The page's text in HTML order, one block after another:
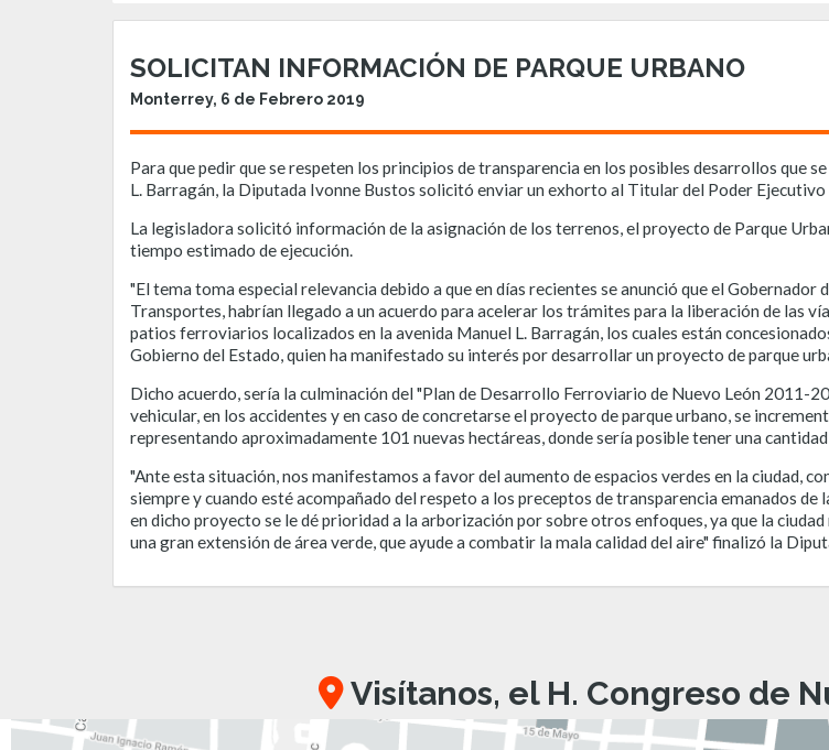
SOLICITAN INFORMACIÓN DE PARQUE URBANO
Monterrey, 6 de Febrero 2019
Para que pedir que se respeten los principios de transparencia en los posibles desarrollos que
L. Barragán, la Diputada Ivonne Bustos solicitó enviar un exhorto al Titular del Poder
La legisladora solicitó información de la asignación de los terrenos, el proyecto de Parque
tiempo estimado de ejecución.
"El tema toma especial relevancia debido a que en días recientes se anunció que el
Transportes, habrían llegado a un acuerdo para acelerar los trámites para la liberación de las
patios ferroviarios localizados en la avenida Manuel L. Barragán, los cuales están
Gobierno del Estado, quien ha manifestado su interés por desarrollar un proyecto de parque
Dicho acuerdo, sería la culminación del "Plan de Desarrollo Ferroviario de Nuevo León 2011-
vehicular, en los accidentes y en caso de concretarse el proyecto de parque urbano, se
representando aproximadamente 101 nuevas hectáreas, donde sería posible tener una
"Ante esta situación, nos manifestamos a favor del aumento de espacios verdes en la ciudad,
siempre y cuando esté acompañado del respeto a los preceptos de transparencia emanados
en dicho proyecto se le dé prioridad a la arborización por sobre otros enfoques, ya que la
una gran extensión de área verde, que ayude a combatir la mala calidad del aire" finalizó la
Visítanos, el H. Congreso de